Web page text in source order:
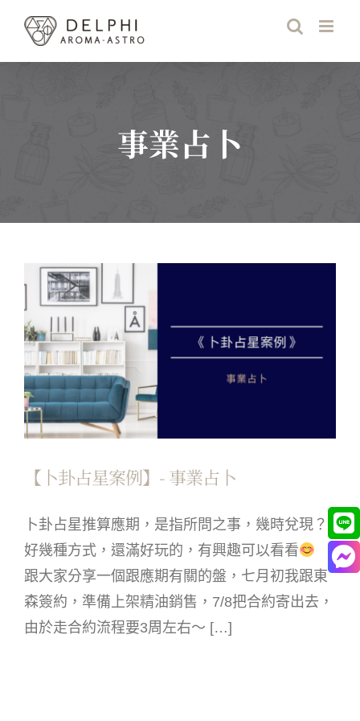
content
事業占卜
【卜卦占星案例】- 事業占卜
卜卦占星推算應期，是指所問之事，幾時兌現？
好幾種方式，還滿好玩的，有興趣可以看看
跟大家分享一個跟應期有關的盤，七月初我跟東
森簽約，準備上架精油銷售，7/8把合約寄出去，
由於走合約流程要3周左右～ […]